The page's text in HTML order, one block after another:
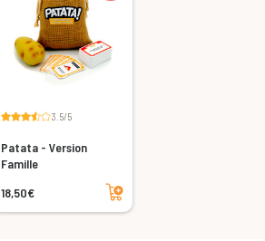
3.5/5
Patata - Version
Famille
18,50€
Add to cart